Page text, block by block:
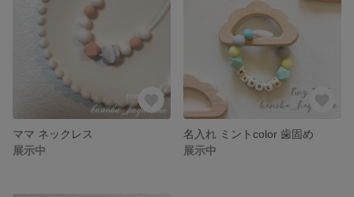
ママ ネックレス
展示中
名入れ ミントcolor 歯固め
展示中